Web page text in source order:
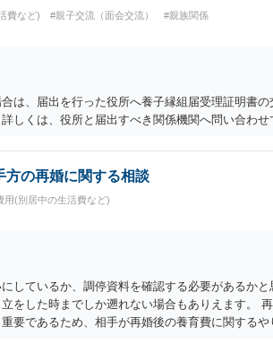
費など) #親子交流（面会交流） #親族関係
は、届出を行った役所へ養子縁組届受理証明書
しくは、役所と届出すべき関係機関へ問い合わせ
方の再婚に関する相談
用(別居中の生活費など)
しているか、調停資料を確認する必要があるか
をした時までしか遡れない場合もありえます。
要であるため、相手が再婚後の養育費に関する